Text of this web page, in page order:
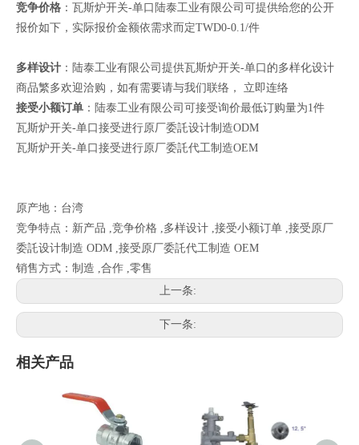
竞争价格 ：瓦斯炉开关-单口陆泰工业有限公司可提供给您的公开
报价如下，实际报价金额依需求而定TWD0-0.1/件
多样设计 ：陆泰工业有限公司提供瓦斯炉开关-单口的多样化设计
商品繁多欢迎洽购，如有需要请与我们联络， 立即连络
接受小额订单 ：陆泰工业有限公司可接受询价最低订购量为1件
瓦斯炉开关-单口接受进行原厂委託设计制造ODM
瓦斯炉开关-单口接受进行原厂委託代工制造OEM
原产地：台湾
竞争特点：新产品 ,竞争价格 ,多样设计 ,接受小额订单 ,接受原厂
委託设计制造 ODM ,接受原厂委託代工制造 OEM
销售方式：制造 ,合作 ,零售
上一条:
下一条:
相关产品